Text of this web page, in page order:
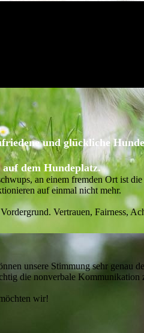
und glückliche
auf demHundeplatz.
an einem fremden Ort ist
auf einmal nicht mehr.
Vertrauen, Fairness,
unsere Stimmung sehr genau
die nonverbale
wir!